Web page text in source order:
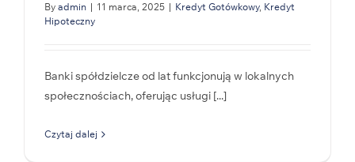
By admin | 11 marca, 2025 | Kredyt Gotówkowy, Kredyt
Hipoteczny
Banki spółdzielcze od lat funkcjonują w lokalnych
społecznościach, oferując usługi [...]
Czytaj dalej